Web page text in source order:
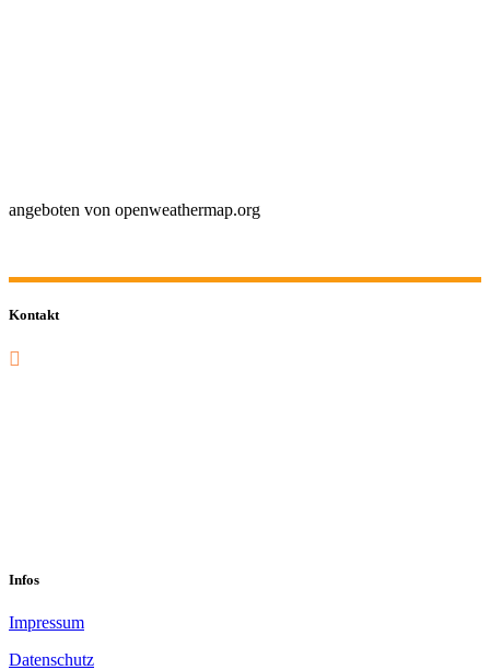
angeboten von openweathermap.org
Kontakt
Infos
Impressum
Datenschutz